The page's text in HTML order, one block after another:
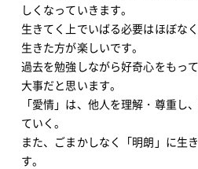
しくなっていきます。
生きてく上でいばる必要はほぼな
生きた方が楽しいです。
過去を勉強しながら好奇心をもっ
大事だと思います。
「愛情」は、他人を理解・尊重し
ていく。
また、ごまかしなく「明朗」に生
す。